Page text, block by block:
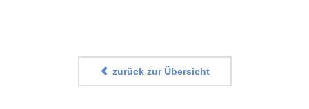
zurück zur Übersicht